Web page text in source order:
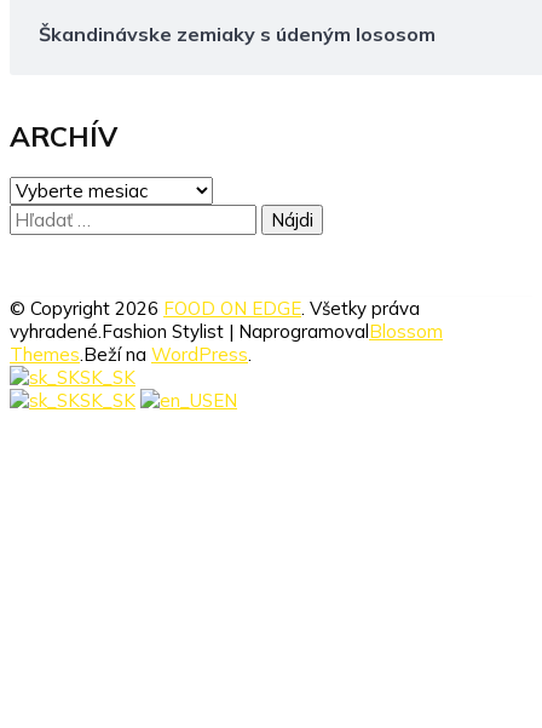
Škandinávske zemiaky s údeným lososom
ARCHÍV
ARCHÍV
Hľadať:
© Copyright 2026 FOOD ON EDGE . Všetky práva
vyhradené. Fashion Stylist | NaprogramovalBlossom
Themes .Beží na WordPress
SK_SK
SK_SK
EN